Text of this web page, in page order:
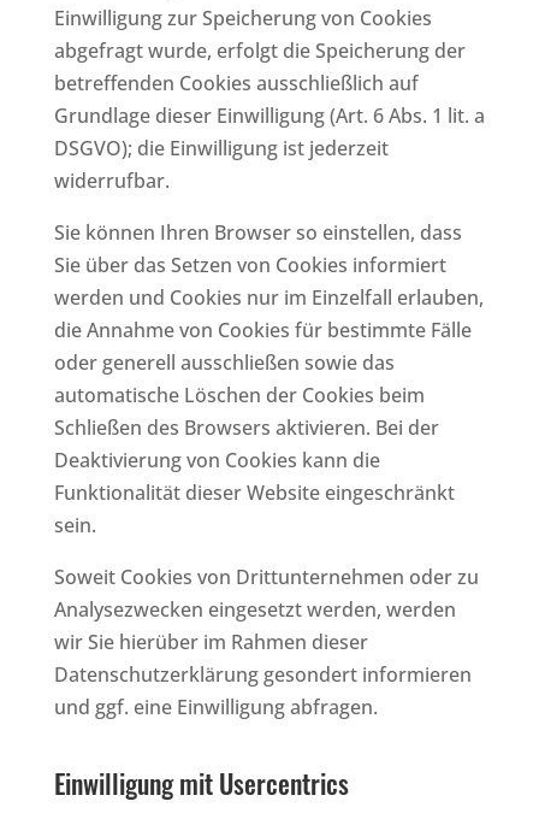
Einwilligung zur Speicherung von Cookies
abgefragt wurde, erfolgt die Speicherung der
betreffenden Cookies ausschließlich auf
Grundlage dieser Einwilligung (Art. 6 Abs. 1 lit. a
DSGVO); die Einwilligung ist jederzeit
widerrufbar.
Sie können Ihren Browser so einstellen, dass
Sie über das Setzen von Cookies informiert
werden und Cookies nur im Einzelfall erlauben,
die Annahme von Cookies für bestimmte Fälle
oder generell ausschließen sowie das
automatische Löschen der Cookies beim
Schließen des Browsers aktivieren. Bei der
Deaktivierung von Cookies kann die
Funktionalität dieser Website eingeschränkt
sein.
Soweit Cookies von Drittunternehmen oder zu
Analysezwecken eingesetzt werden, werden
wir Sie hierüber im Rahmen dieser
Datenschutzerklärung gesondert informieren
und ggf. eine Einwilligung abfragen.
Einwilligung mit Usercentrics